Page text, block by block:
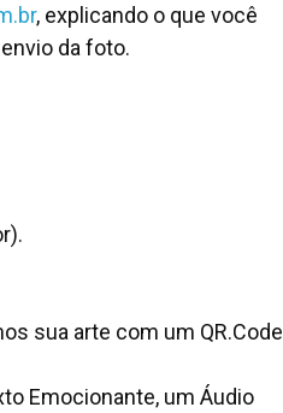
, explicando o que você
da foto.
sua arte com um QR.Code
Emocionante, um Áudio